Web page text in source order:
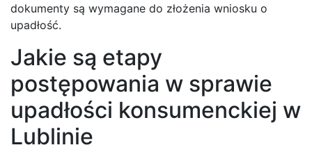
dokumenty są wymagane do złożenia wniosku o
upadłość.
Jakie są etapy
postępowania w sprawie
upadłości konsumenckiej w
Lublinie